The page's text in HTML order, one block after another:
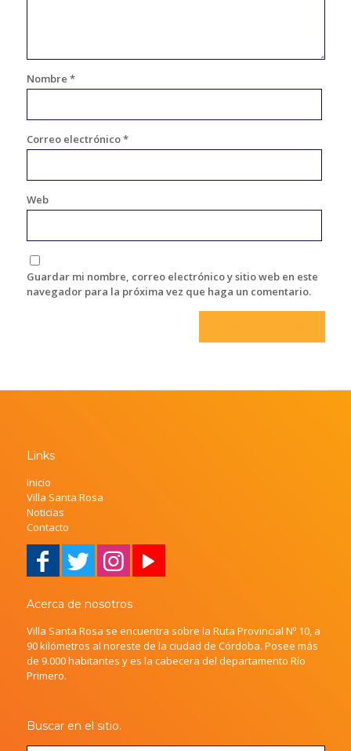
Nombre *
Correo electrónico*
Web
Guardar mi nombre, correo electrónico y sitio web en este
navegador para la próxima vez que haga un comentario.
Links
Inicio
Villa Santa Rosa
Noticias
Contacto
Acerca de nosotros
Villa Santa Rosa se encuentra sobre la Ruta Provincial Nº 10, a
90 kilómetros al noreste de la ciudad de Córdoba. Posee más
de 9.000 habitantes y es la cabecera del departamento Río
Primero.
Buscar en el sitio.